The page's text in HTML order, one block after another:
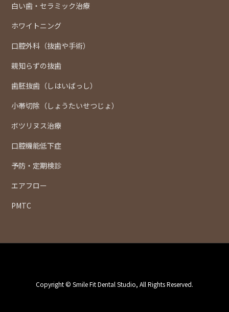
白い歯・セラミック治療
ホワイトニング
口腔外科（抜歯や手術）
親知らずの抜歯
歯胚抜歯（しはいばっし）
小帯切除（しょうたいせつじょ）
ボツリヌス治療
口腔機能低下症
予防・定期検診
エアフロー
PMTC
Copyright © Smile Fit Dental Studio, All Rights Reserved.